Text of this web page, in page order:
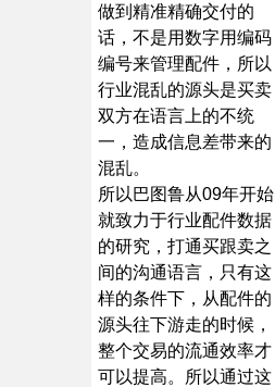
做到精准精确交付的
话，不是用数字用编码
编号来管理配件，所以
行业混乱的源头是买卖
双方在语言上的不统
一，造成信息差带来的
混乱。
所以巴图鲁从09年开始
就致力于行业配件数据
的研究，打通买跟卖之
间的沟通语言，只有这
样的条件下，从配件的
源头往下游走的时候，
整个交易的流通效率才
可以提高。所以通过这